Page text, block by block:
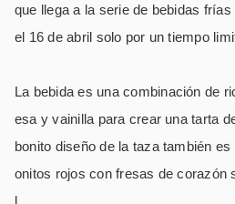
que llega a la serie de bebidas
el 16 de abril solo por un tiempo
La bebida es una combinación de
esa y vainilla para crear una tarta
bonito diseño de la taza también
onitos rojos con fresas de corazón
l.